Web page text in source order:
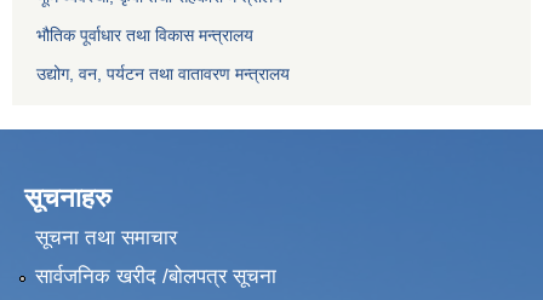
भौतिक पूर्वाधार तथा विकास मन्त्रालय
उद्योग, वन, पर्यटन तथा वातावरण मन्त्रालय
सूचनाहरु
सूचना तथा समाचार
सार्वजनिक खरीद /बोलपत्र सूचना